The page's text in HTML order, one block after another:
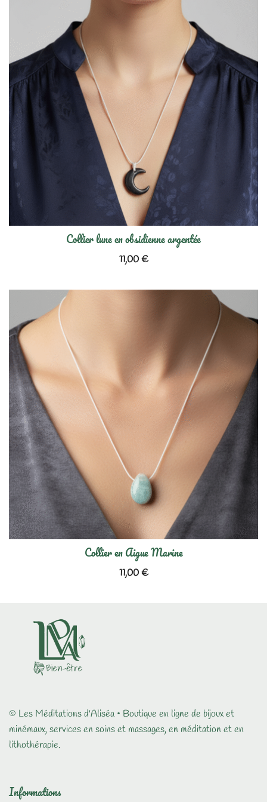
Collier lune en obsidienne argentée
11,00€
Collier en Aigue Marine
11,00€
© Les Méditations d'Aliséa • Boutique en ligne de bijoux et
minémaux, services en soins et massages, en méditation et en
lithothérapie.
Informations